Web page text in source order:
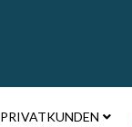
PRIVATKUNDEN